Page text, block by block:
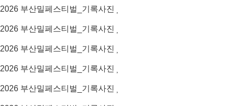
2026 부산밀페스티벌_기록사진
2026 부산밀페스티벌_기록사진
2026 부산밀페스티벌_기록사진
2026 부산밀페스티벌_기록사진
2026 부산밀페스티벌_기록사진